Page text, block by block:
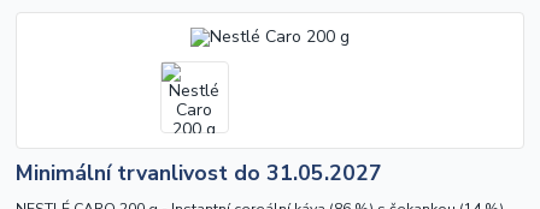
Minimální trvanlivost do 31.05.2027